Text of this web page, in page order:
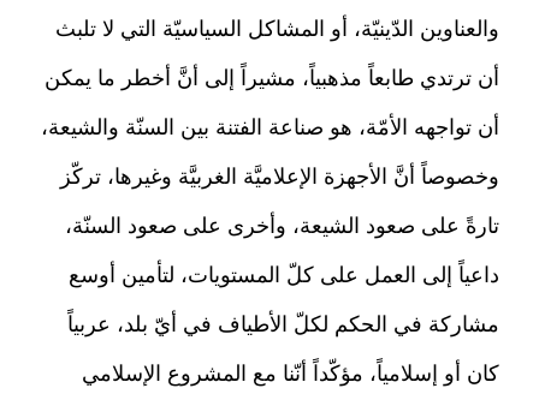
والعناوين الدّينيّة، أو المشاكل السياسيّة التي لا تلبث
أن ترتدي طابعاً مذهبياً، مشيراً إلى أنَّ أخطر ما يمكن
أن تواجهه الأمّة، هو صناعة الفتنة بين السنّة والشيعة،
وخصوصاً أنَّ الأجهزة الإعلاميَّة الغربيَّة وغيرها، تركّز
تارةً على صعود الشيعة، وأخرى على صعود السنّة،
داعياً إلى العمل على كلّ المستويات، لتأمين أوسع
مشاركة في الحكم لكلّ الأطياف في أيّ بلد، عربياً
كان أو إسلامياً، مؤكّداً أنّنا مع المشروع الإسلامي